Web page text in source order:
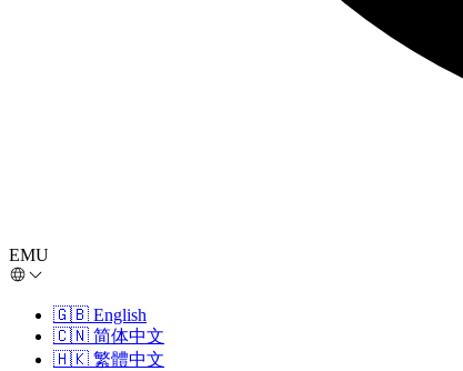
EMU
🇬🇧 English
🇨🇳 简体中文
🇭🇰 繁體中文